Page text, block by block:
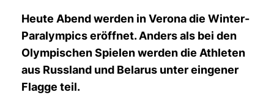
Heute Abend werden in Verona die Winter-
Paralympics eröffnet. Anders als bei den
Olympischen Spielen werden die Athleten
aus Russland und Belarus unter eingener
Flagge teil.